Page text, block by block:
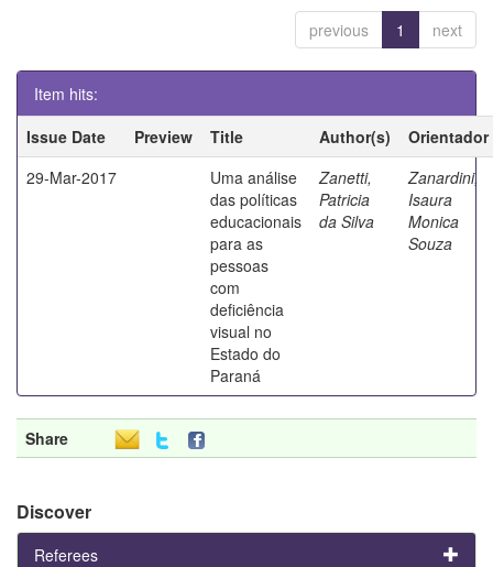
previous 1 next
Item hits:
Issue Date
Preview Title Author(s)
Orientador
29-Mar-2017
Uma análise
das políticas
educacionais
para as
pessoas
com
deficiência
visual no
Estado do
Paraná
Zanetti,
Patricia
da Silva
Zanardini,
Isaura
Monica
Souza
Share
Discover
Referees